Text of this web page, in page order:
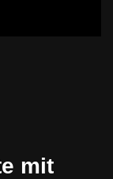
mit